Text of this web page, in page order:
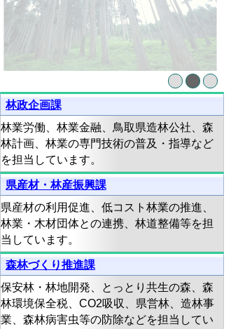
林政企画課
林業労働、林業金融、鳥取県造林公社、森
林計画、林業の専門技術の普及・指導など
を担当しています。
県産材・林産振興課
県産材の利用促進、低コスト林業の推進、
林業・木材団体との連携、林道整備等を担
当しています。
森林づくり推進課
保安林・林地開発、とっとり共生の森、森
林環境保全税、CO2吸収、県営林、造林事
業、森林病害虫等の防除などを担当してい